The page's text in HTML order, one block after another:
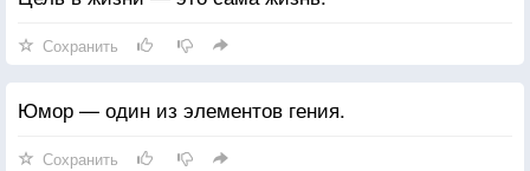
Сохранить
Юмор — один из элементов гения.
Сохранить